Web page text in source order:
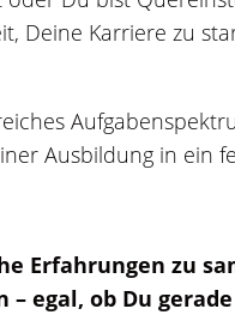
Deine Karriere zu
Ausbildung in ein
Erfahrungen zu
egal, ob Du